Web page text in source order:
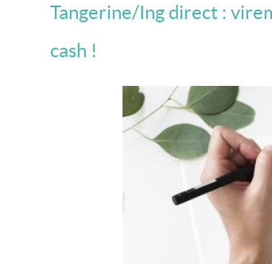
Tangerine/Ing direct :
cash !